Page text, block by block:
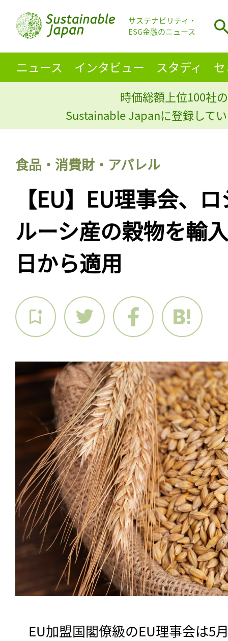
サステナビリティ・
ESG金融のニュース
ニュース インタビュー スタディ
時価総額上位100社
Sustainable Japanに登録して
食品・消費財・アパレル
【EU】EU理事会、
ルーシ産の穀物を輸
日から適用
EU加盟国閣僚級のEU理事会は5